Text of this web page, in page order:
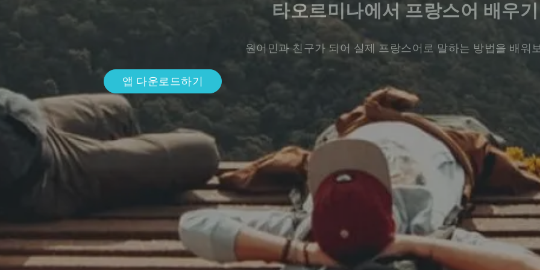
타오르미나에서 프랑스어 배우기
원어민과 친구가 되어 실제 프랑스어로 말하는 방법을 배워
앱 다운로드하기